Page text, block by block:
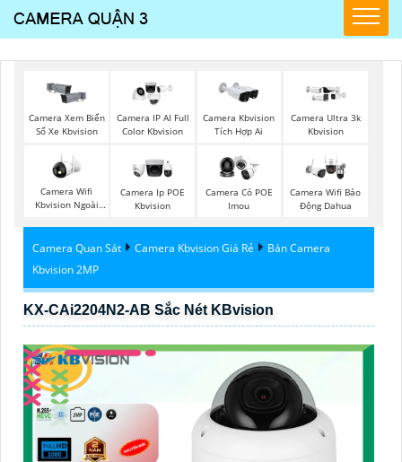
Camera Xem Biển
Số Xe Kbvision
Camera IP AI Full
Color Kbvision
Camera Kbvision
Tích Hợp Ai
Camera Ultra 3k
Kbvision
Camera Wifi
Kbvision Ngoài
Camera Ip POE
Kbvision
Camera Có POE
Imou
Camera Wifi Báo
Động Dahua
Camera Quan Sát Camera Kbvision Giá Rẻ
Bán Camera
Kbvision 2MP
KX-CAi2204N2-AB Sắc Nét KBvision